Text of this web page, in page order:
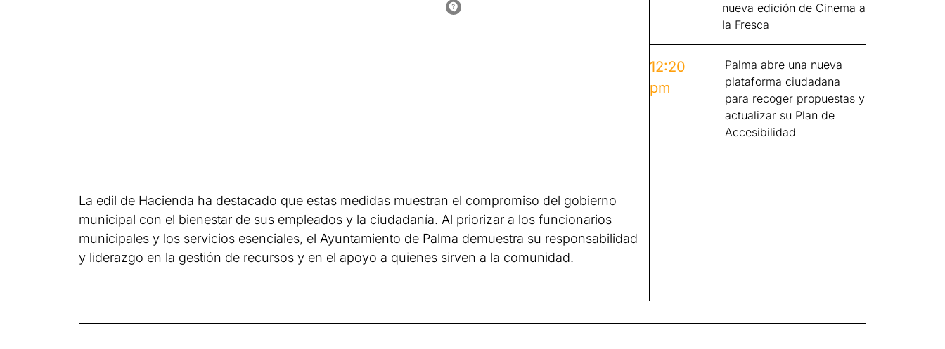
La edil de Hacienda ha destacado que estas medidas muestran el compromiso del gobierno
municipal con el bienestar de sus empleados y la ciudadanía. Al priorizar a los funcionarios
municipales y los servicios esenciales, el Ayuntamiento de Palma demuestra su responsabilidad
y liderazgo en la gestión de recursos y en el apoyo a quienes sirven a la comunidad.
nueva edición de Cinema a
la Fresca
12:20
pm
Palma abre una nueva
plataforma ciudadana
para recoger propuestas y
actualizar su Plan de
Accesibilidad